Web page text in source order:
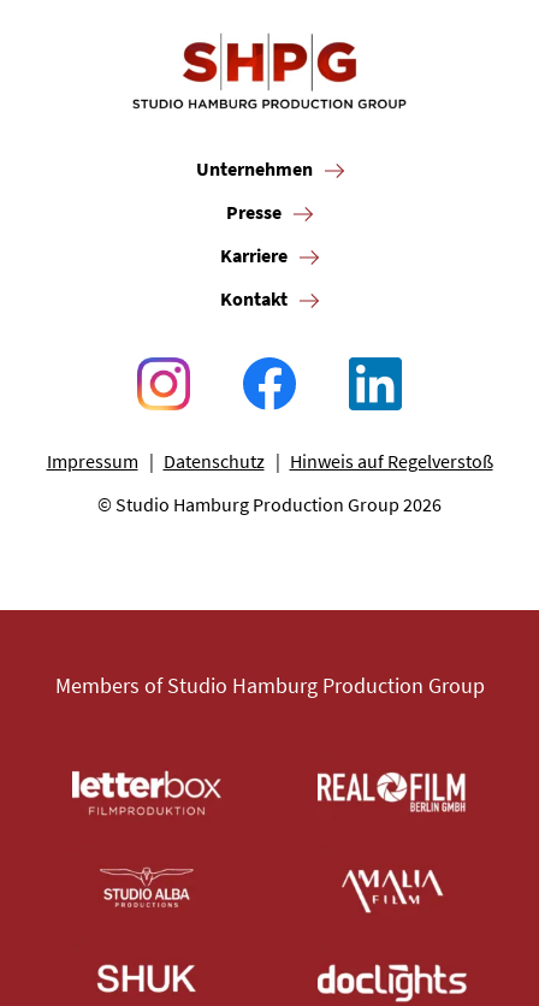
Unternehmen
Presse
Karriere
Kontakt
Impressum Datenschutz
Hinweis auf Regelverstoß
© Studio Hamburg Production Group 2026
Members of Studio Hamburg Production Group